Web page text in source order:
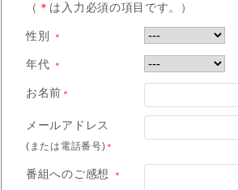
（ ＊ は入力必須の項目です。）
性別 ＊
年代 ＊
お名前 ＊
メールアドレス
(または電話番号) ＊
番組へのご感想 ＊